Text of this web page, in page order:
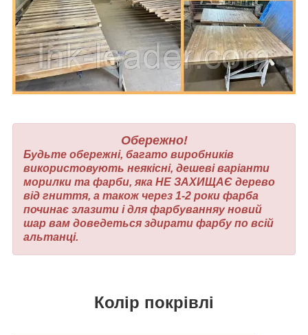
Обережно!
Будьте обережні, багато виробників
використовують неякісні, дешеві варіанти
морилки та фарби, яка НЕ ЗАХИЩАЄ дерево
від гниття, а також через 1-2 роки фарба
починає злазити і для фарбуванняу новий
шар вам доведеться здирати фарбу по всій
альтанці.
Колір покрівлі